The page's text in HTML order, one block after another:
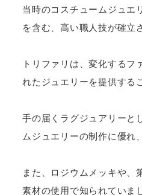
当時のコスチュームジュエ
を含む、高い職人技が確立
トリファリは、変化する
れたジュエリーを提供する
手の届くラグジュアリーと
ムジュエリーの制作に優れ
また、ロジウムメッキや、
素材の使用で知られていま